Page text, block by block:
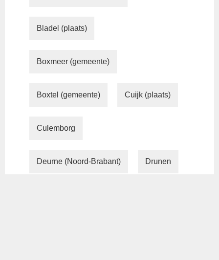
Bladel (plaats)
Boxmeer (gemeente)
Boxtel (gemeente) Cuijk (plaats)
Culemborg
Deurne (Noord-Brabant) Drunen